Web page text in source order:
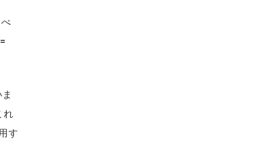
れ
す